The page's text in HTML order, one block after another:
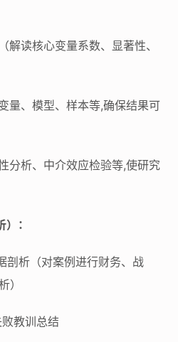
解读核心变量系数、显著性、
量、模型、样本等,确保结果可
分析、中介效应检验等,使研究
：
剖析（对案例进行财务、战
）
教训总结